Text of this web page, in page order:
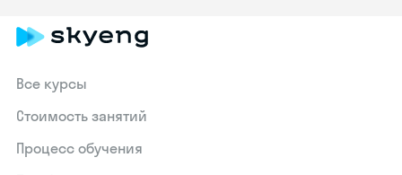
Все курсы
Стоимость занятий
Процесс обучения